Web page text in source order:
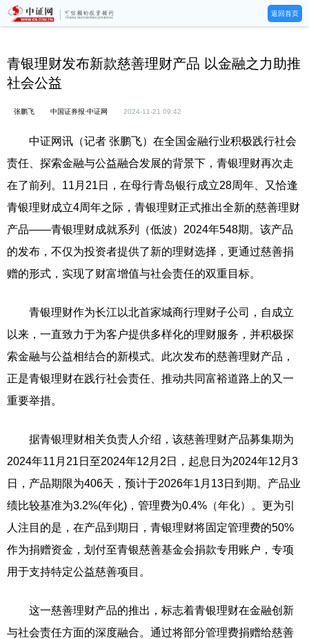
返回首页
青银理财发布新款慈善理财产品 以金融之力助推
社会公益
张鹏飞 中国证券报·中证网 2024-11-21 09:42
中证网讯（记者 张鹏飞）在全国金融行业积极践行社会
责任、探索金融与公益融合发展的背景下，青银理财再次走
在了前列。11月21日，在母行青岛银行成立28周年、又恰逢
青银理财成立4周年之际，青银理财正式推出全新的慈善理财
产品——青银理财成就系列（低波）2024年548期。该产品
的发布，不仅为投资者提供了新的理财选择，更通过慈善捐
赠的形式，实现了财富增值与社会责任的双重目标。
青银理财作为长江以北首家城商行理财子公司，自成立
以来，一直致力于为客户提供多样化的理财服务，并积极探
索金融与公益相结合的新模式。此次发布的慈善理财产品，
正是青银理财在践行社会责任、推动共同富裕道路上的又一
重要举措。
据青银理财相关负责人介绍，该慈善理财产品募集期为
2024年11月21日至2024年12月2日，起息日为2024年12月3
日，产品期限为406天，预计于2026年1月13日到期。产品业
绩比较基准为3.2%(年化)，管理费为0.4%（年化）。更为引
人注目的是，在产品到期日，青银理财将固定管理费的50%
作为捐赠资金，划付至青银慈善基金会捐款专用账户，专项
用于支持特定公益慈善项目。
这一慈善理财产品的推出，标志着青银理财在金融创新
与社会责任方面的深度融合。通过将部分管理费捐赠给慈善